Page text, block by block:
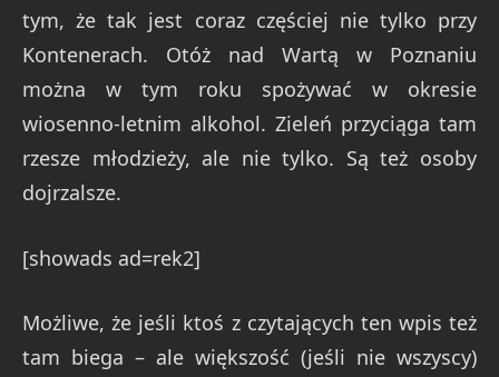
tym, że tak jest coraz częściej nie tylko przy
Kontenerach. Otóż nad Wartą w Poznaniu
można w tym roku spożywać w okresie
wiosenno-letnim alkohol. Zieleń przyciąga tam
rzesze młodzieży, ale nie tylko. Są też osoby
dojrzalsze.
[showads ad=rek2]
Możliwe, że jeśli ktoś z czytających ten wpis też
tam biega – ale większość (jeśli nie wszyscy)